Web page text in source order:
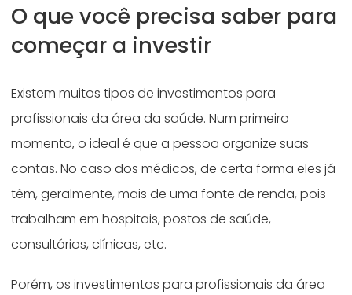
O que você precisa saber para
começar a investir
Existem muitos tipos de investimentos para
profissionais da área da saúde. Num primeiro
momento, o ideal é que a pessoa organize suas
contas. No caso dos médicos, de certa forma eles já
têm, geralmente, mais de uma fonte de renda, pois
trabalham em hospitais, postos de saúde,
consultórios, clínicas, etc.
Porém, os investimentos para profissionais da área